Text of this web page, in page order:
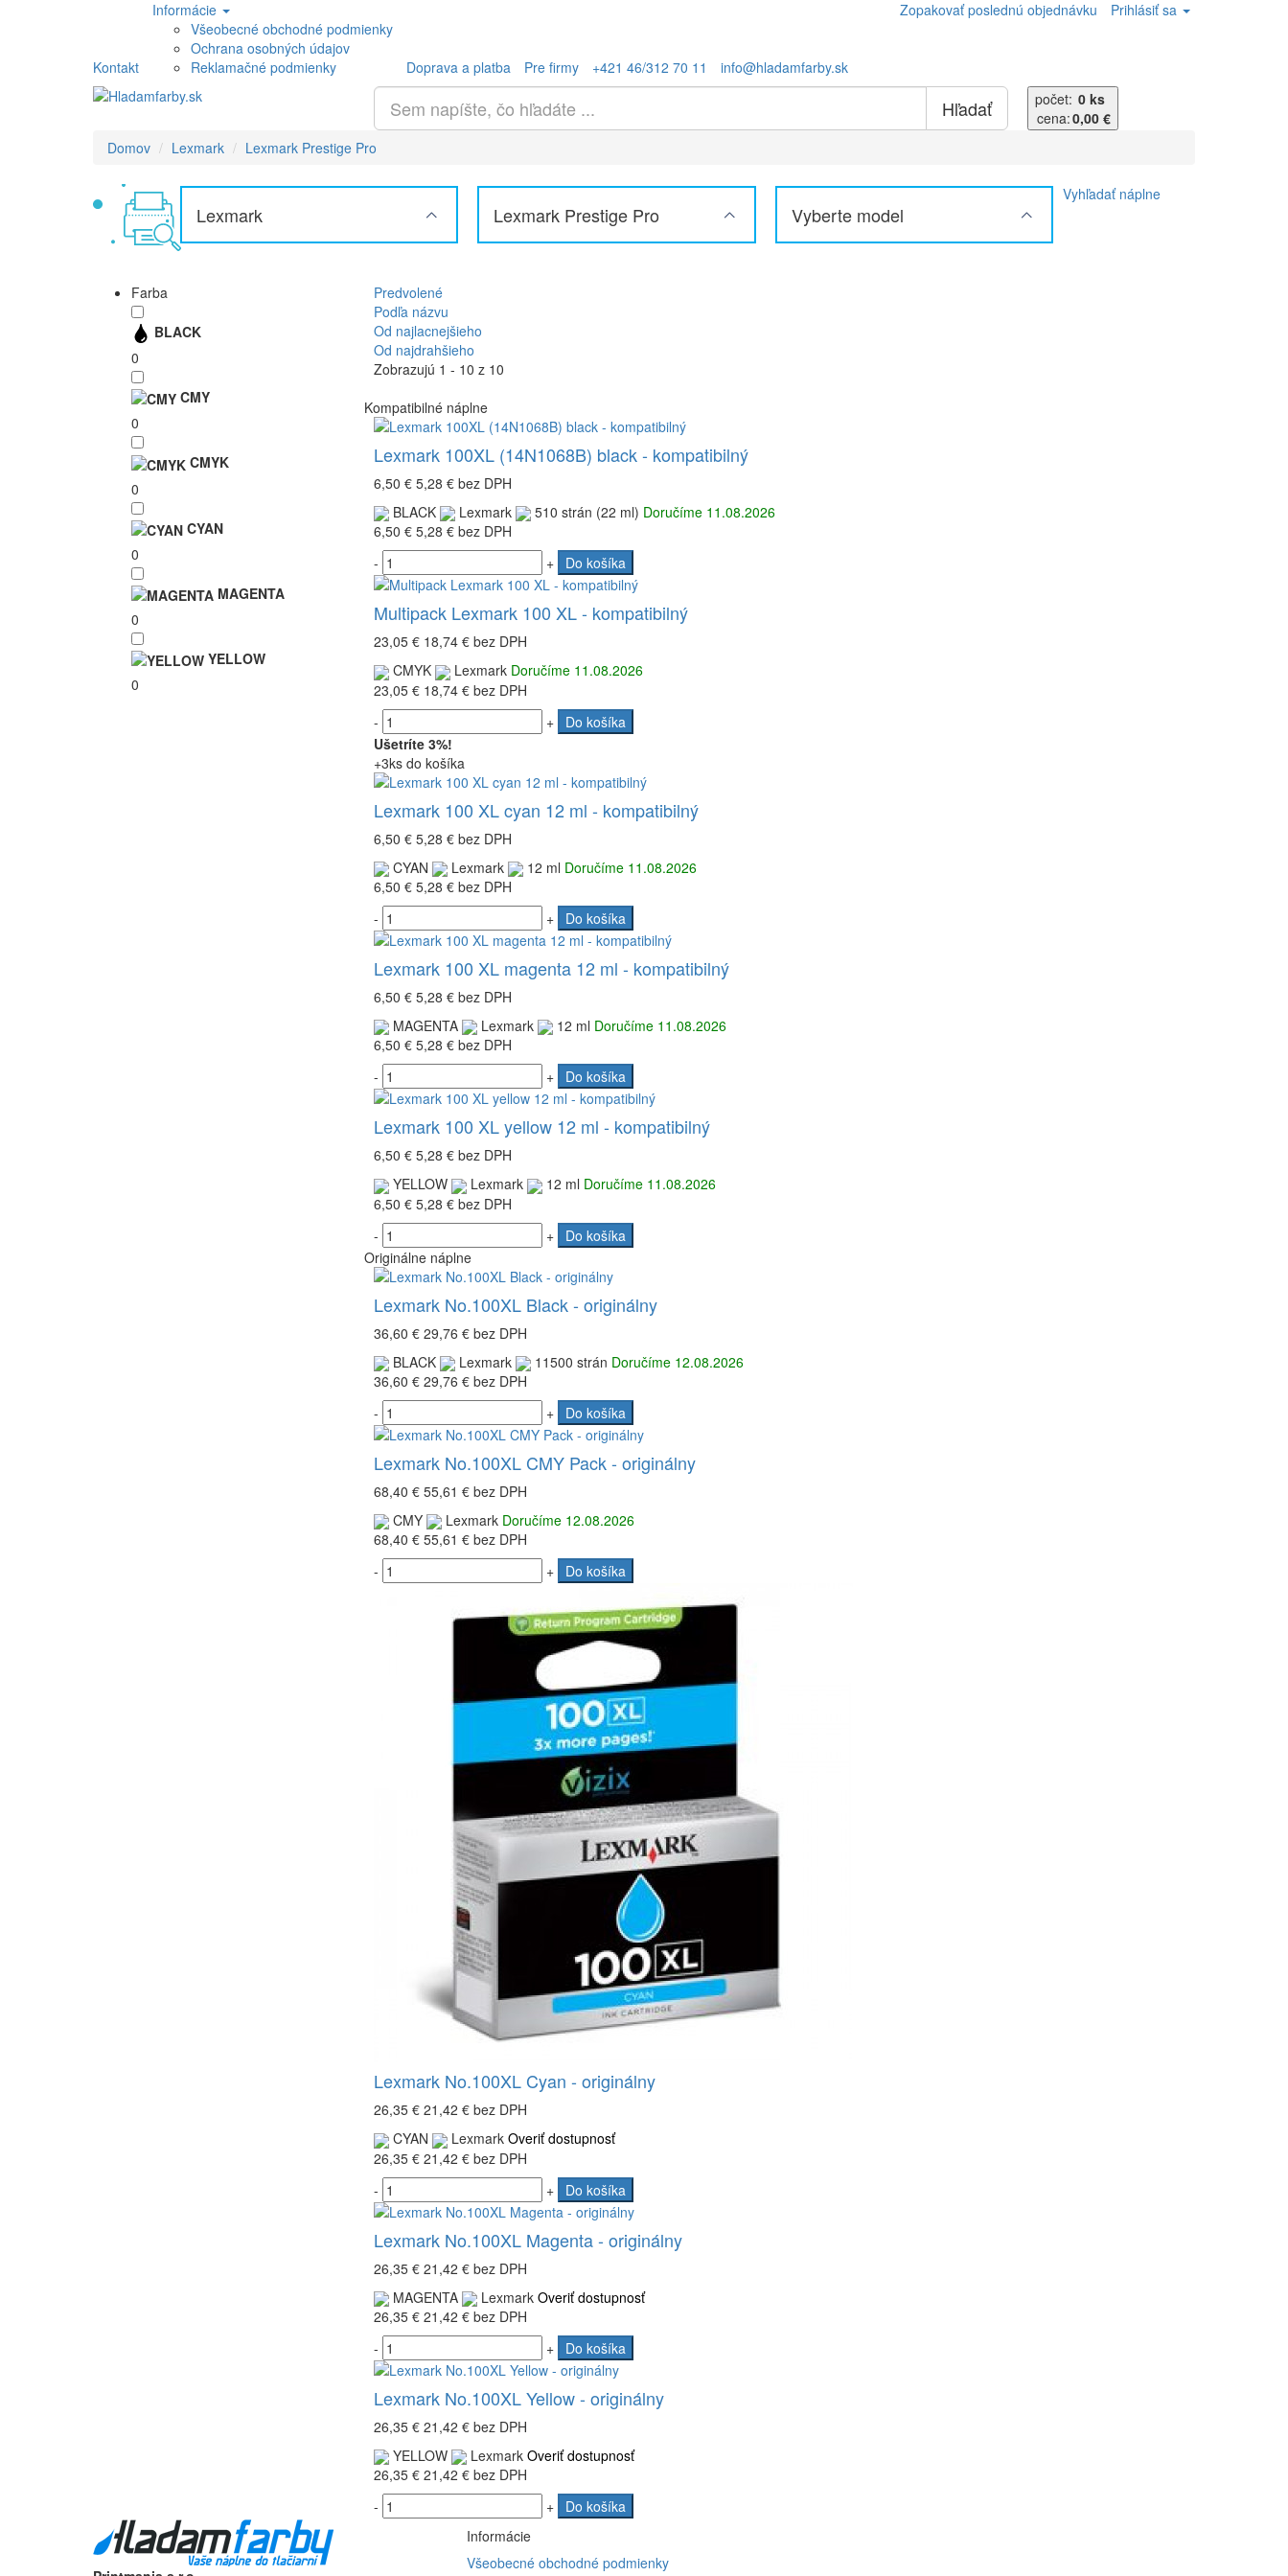
Kontakt
Informácie
Všeobecné obchodné podmienky
Ochrana osobných údajov
Reklamačné podmienky
Doprava a platba Pre firmy +421 46/312 70 11 info@hladamfarby.sk
Zopakovať poslednú objednávku Prihlásiť sa
Hľadať počet: 0 ks
cena:0,00 €
Domov
Lexmark Lexmark Prestige Pro
Lexmark Lexmark Prestige Pro Vyberte model
Vyhľadať náplne
Farba
BLACK
0
CMY
0
CMYK
0
CYAN
0
MAGENTA
0
YELLOW
0
Predvolené
Podľa názvu
Od najlacnejšieho
Od najdrahšieho
Zobrazujú 1 - 10 z 10
Kompatibilné náplne
Lexmark 100XL (14N1068B) black - kompatibilný
6,50 € 5,28 €bez DPH
BLACK
Lexmark 510 strán (22 ml) Doručíme 11.08.2026
6,50 € 5,28 €bez DPH
-
+ Do košíka
Multipack Lexmark 100 XL - kompatibilný
23,05 € 18,74 €bez DPH
CMYK
Lexmark Doručíme 11.08.2026
23,05 € 18,74 €bez DPH
-
+
Do košíka
Ušetríte 3%!
+3ks do košíka
Lexmark 100 XL cyan 12 ml - kompatibilný
6,50 € 5,28 €bez DPH
CYAN
Lexmark 12 ml Doručíme 11.08.2026
6,50 € 5,28 €bez DPH
-
+ Do košíka
Lexmark 100 XL magenta 12 ml - kompatibilný
6,50 € 5,28 €bez DPH
MAGENTA
Lexmark 12 ml Doručíme 11.08.2026
6,50 € 5,28 €bez DPH
-
+ Do košíka
Lexmark 100 XL yellow 12 ml - kompatibilný
6,50 € 5,28 €bez DPH
YELLOW
Lexmark 12 ml Doručíme 11.08.2026
6,50 € 5,28 €bez DPH
-
+
Do košíka
Originálne náplne
Lexmark No.100XL Black - originálny
36,60 € 29,76 €bez DPH
BLACK
Lexmark 11500 strán Doručíme 12.08.2026
36,60 € 29,76 €bez DPH
-
+ Do košíka
Lexmark No.100XL CMY Pack - originálny
68,40 € 55,61 €bez DPH
CMY
Lexmark Doručíme 12.08.2026
68,40 € 55,61 €bez DPH
-
+ Do košíka
Lexmark No.100XL Cyan - originálny
26,35 € 21,42 €bez DPH
CYAN
Lexmark Overiť dostupnosť
26,35 € 21,42 €bez DPH
-
+ Do košíka
Lexmark No.100XL Magenta - originálny
26,35 € 21,42 €bez DPH
MAGENTA
Lexmark Overiť dostupnosť
26,35 € 21,42 €bez DPH
-
+ Do košíka
Lexmark No.100XL Yellow - originálny
26,35 € 21,42 €bez DPH
YELLOW
Lexmark Overiť dostupnosť
26,35 € 21,42 €bez DPH
-
+ Do košíka
Informácie
Všeobecné obchodné podmienky